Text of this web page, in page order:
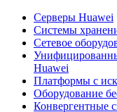
Серверы Huawei
Системы
Сетевое
Huawei
Платформы с
Оборудование
Конвергентные